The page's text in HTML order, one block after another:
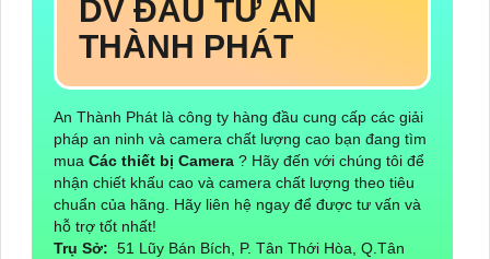
DV ĐẦU TƯ AN
THÀNH PHÁT
An Thành Phát là công ty hàng đầu cung cấp các giải
pháp an ninh và camera chất lượng cao bạn đang tìm
mua Các thiết bị Camera ? Hãy đến với chúng tôi để
nhận chiết khấu cao và camera chất lượng theo tiêu
chuẩn của hãng. Hãy liên hệ ngay để được tư vấn và
hỗ trợ tốt nhất!
Trụ Sở: 51 Lũy Bán Bích, P. Tân Thới Hòa, Q.Tân